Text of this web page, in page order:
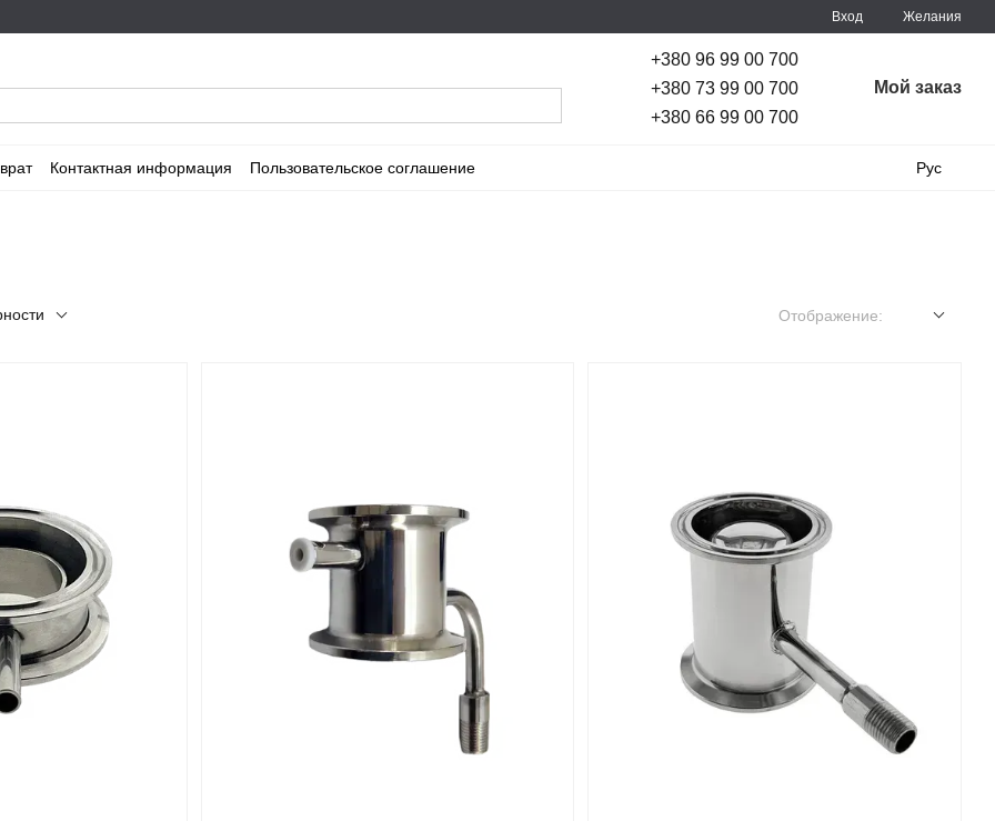
Вход Желания
+380 96 99 00 700
+380 73 99 00 700
+380 66 99 00 700
Мой заказ
Контактная информация Пользовательское соглашение Рус
Отображение: